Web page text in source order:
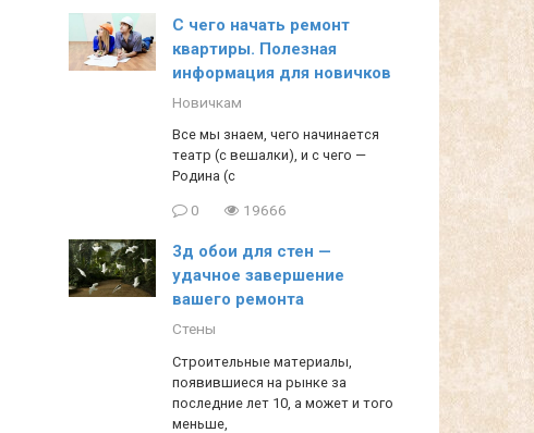
С чего начать ремонт
квартиры. Полезная
информация для новичков
Новичкам
Все мы знаем, чего начинается
театр (с вешалки), и с чего —
Родина (с
0 19666
3д обои для стен —
удачное завершение
вашего ремонта
Стены
Строительные материалы,
появившиеся на рынке за
последние лет 10, а может и того
меньше,